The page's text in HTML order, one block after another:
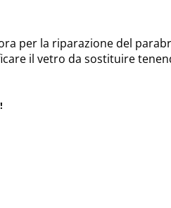
per la riparazione del
il vetro da sostituire